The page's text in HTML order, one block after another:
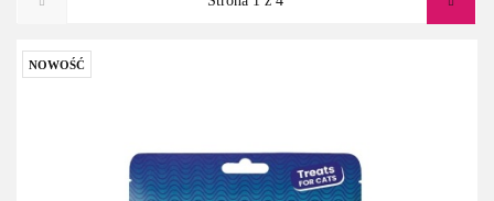
NOWOŚĆ